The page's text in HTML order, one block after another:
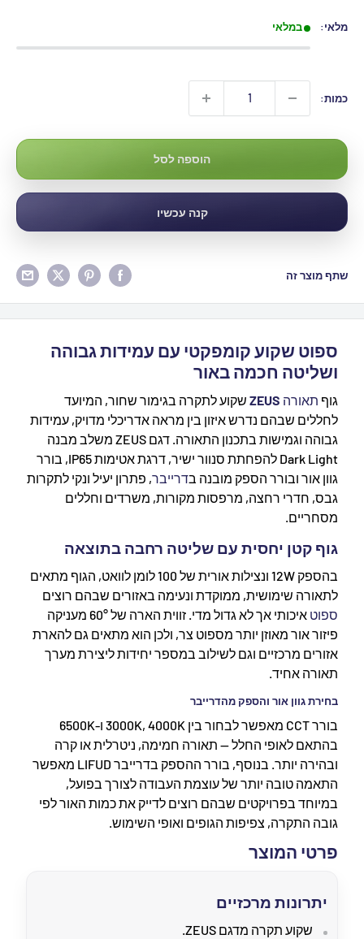
מלאי: במלאי
כמות:
הוספה לסל
קנה עכשיו
שתף מוצר זה
ספוט שקוע קומפקטי עם עמידות גבוהה
ושליטה חכמה באור
גוף תאורה ZEUS שקוע לתקרה בגימור שחור, המיועד
לחללים שבהם נדרש איזון בין מראה אדריכלי מדויק, עמידות
גבוהה וגמישות בתכנון התאורה. דגם ZEUS משלב מבנה
Dark Light להפחתת סנוור ישיר, דרגת אטימות IP65, בורר
גוון אור ובורר הספק מובנה בדרייבר, פתרון יעיל ונקי לתקרות
גבס, חדרי רחצה, מרפסות מקורות, משרדים וחללים
מסחריים.
גוף קטן יחסית עם שליטה רחבה בתוצאה
בהספק 12W ונצילות אורית של 100 לומן לוואט, הגוף מתאים
לתאורה שימושית, ממוקדת ונעימה באזורים שבהם רוצים
ספוט
איכותי אך לא גדול מדי. זווית הארה של 60° מעניקה
פיזור אור מאוזן יותר מספוט צר, ולכן הוא מתאים גם להארת
אזורים מרכזיים וגם לשילוב במספר יחידות ליצירת מערך
תאורה אחיד.
בחירת גוון אור והספק מהדרייבר
בורר CCT מאפשר לבחור בין 3000K, 4000K ו-6500K
בהתאם לאופי החלל — תאורה חמימה, ניטרלית או קרה
ובהירה יותר. בנוסף, בורר ההספק בדרייבר LIFUD מאפשר
התאמה טובה יותר של עוצמת העבודה לצורך בפועל,
במיוחד בפרויקטים שבהם רוצים לדייק את כמות האור לפי
גובה התקרה, צפיפות הגופים ואופי השימוש.
פרטי המוצר
יתרונות מרכזיים
שקוע תקרה מדגם ZEUS.